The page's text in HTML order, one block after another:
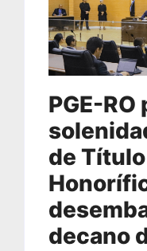
PGE-
de
decano